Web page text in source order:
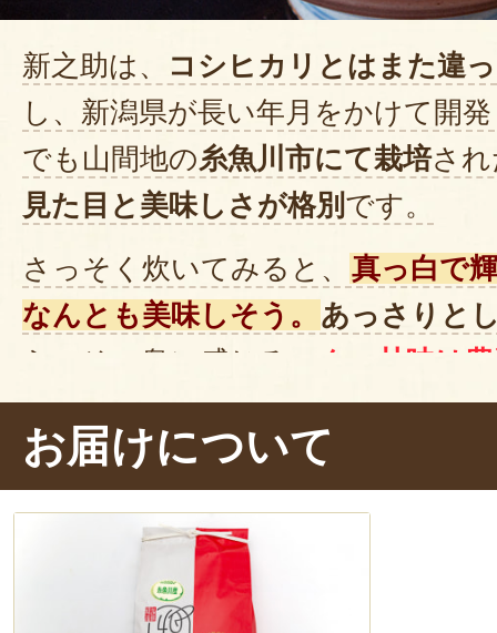
新之助は、
コシヒカリとはまた違
し、新潟県が長い年月をかけて開
でも山間地の糸魚川市にて栽培さ
見た目と美味しさが格別 です。
さっそく炊いてみると、 真っ白で
なんとも美味しそう。
あっさりと
ら、その奥に感じる
コク・甘味は
ん。さらに粒が大きく、食べ応え
お届けについて